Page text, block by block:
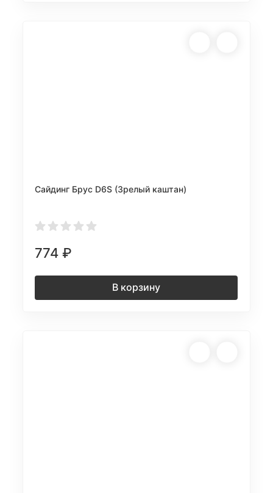
Сайдинг Брус D6S (Зрелый каштан)
774₽
В корзину